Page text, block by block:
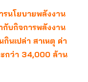
นโยบายพลังงาน
บกิจการพลังงาน
นเปล่า สาเหตุ ค่า
กว่า 34,000 ล้าน